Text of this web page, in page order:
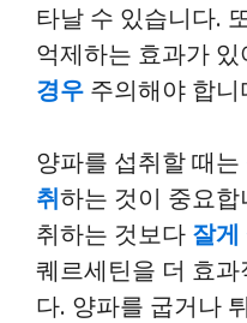
타날 수 있습니다.
억제하는 효과가 있
경우 주의해야 합니
양파를 섭취할 때는
취하는 것이 중요
취하는 것보다 잘게
퀘르세틴을 더 효
다. 양파를 굽거나